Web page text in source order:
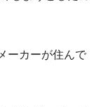
ーカーが住んで